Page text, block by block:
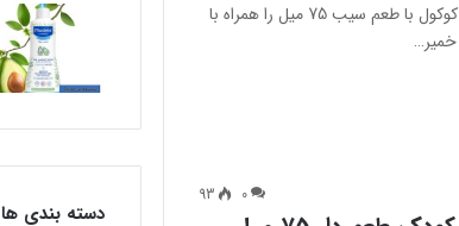
قیمت خمیر دندان بی بی کوکول با طعم سیب 75 میل را همراه با
0
93
دسته بندی ها